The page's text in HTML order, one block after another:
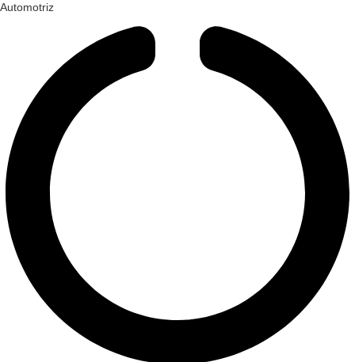
Automotriz